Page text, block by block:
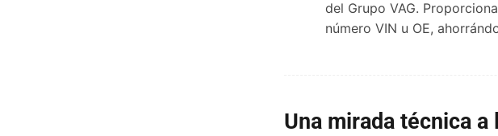
del Grupo VAG.
número VIN u OE,
Una mirada técnica